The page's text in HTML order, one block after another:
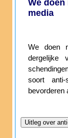
We
media
We doen
dergelijke
soort anti-
bevorderen